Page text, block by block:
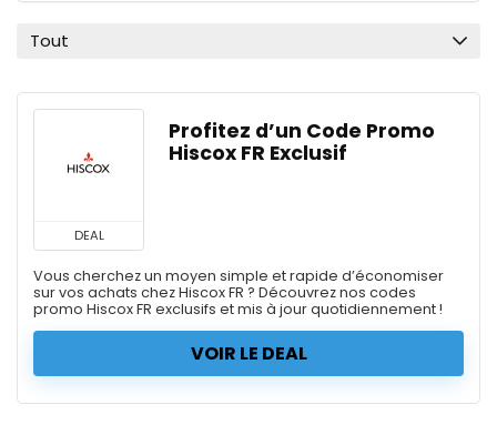
Tout
DEAL
Profitez d’un Code Promo
Hiscox FR Exclusif
Vous cherchez un moyen simple et rapide d’économiser
sur vos achats chez Hiscox FR ? Découvrez nos codes
promo Hiscox FR exclusifs et mis à jour quotidiennement !
VOIR LE DEAL